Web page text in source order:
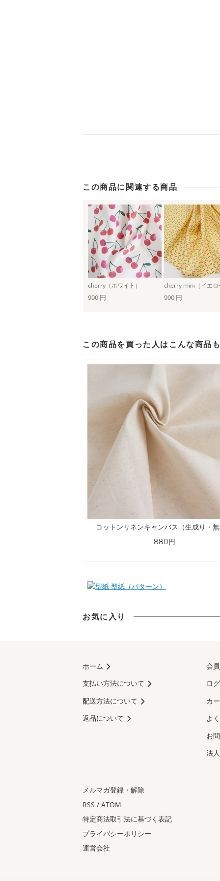
この商品に関連する商品
cherry（ホワイト） cherry mini（イエロ
990 円 990 円
この商品を買った人はこんな商品
コットンリネンキャンバス（生成り・無
880円
型紙（パターン）
お気に入り
ホーム
支払い方法について
配送方法について
返品について
会
ロ
カ
よ
お
法
メルマガ登録・解除
RSS / ATOM
特定商法取引法に基づく表記
プライバシーポリシー
運営会社